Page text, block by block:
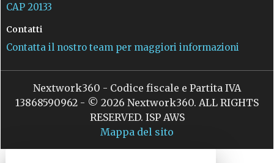
CAP 20133
Contatti
Contatta il nostro team per maggiori informazioni
Nextwork360 - Codice fiscale e Partita IVA
13868590962 - © 2026 Nextwork360. ALL RIGHTS
RESERVED. ISP AWS
Mappa del sito